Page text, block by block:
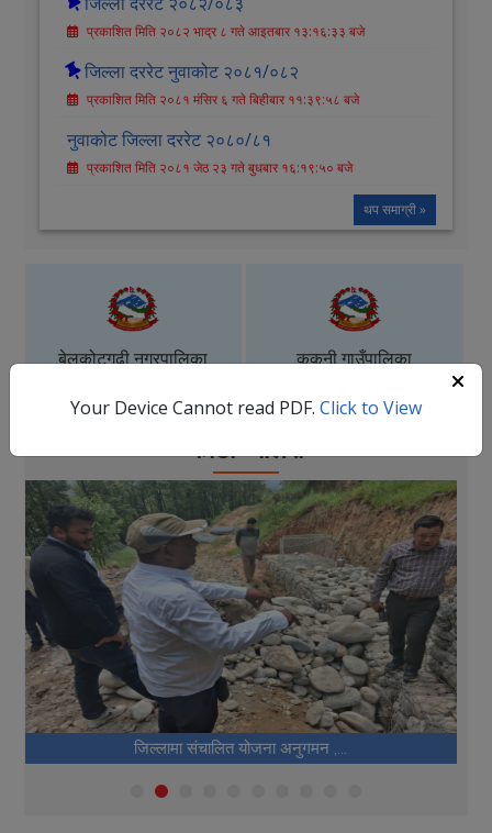
प्रकाशित मिति २०८२ भाद्र ८ गते आइतबार १३:१६:३३ बजे
जिल्ला दररेट नुवाकोट २०८१/०८२
प्रकाशित मिति २०८१ मंसिर ६ गते बिहीबार ११:३९:५८ बजे
नुवाकोट जिल्ला दररेट २०८०/८१
प्रकाशित मिति २०८१ जेठ २३ गते बुधबार १६:१९:५० बजे
थप समाग्री »
बेलकोटगढी नगरपालिका ककनी गाउँपालिका
फोटो ग्यालेरी
जिल्लामा संचालित योजना अनुगमन ,...
Your Device Cannot read PDF. Click to View